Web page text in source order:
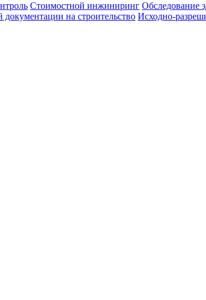
Стоимостной инжиниринг Обследование
документации на строительство Исходно-